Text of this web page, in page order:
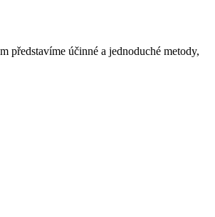
představíme účinné a jednoduché metody,